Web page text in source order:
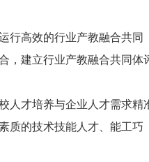
行高效的行业产教融合共同
，建立行业产教融合共同体
人才培养与企业人才需求精
质的技术技能人才、能工巧